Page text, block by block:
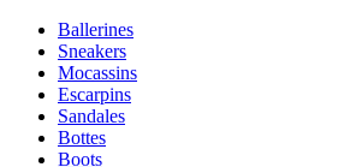
Ballerines
Sneakers
Mocassins
Escarpins
Sandales
Bottes
Boots